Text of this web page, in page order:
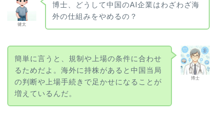
健太
博士、どうして中国のAI企業はわざわざ海
外の仕組みをやめるの？
博士
簡単に言うと、規制や上場の条件に合わせ
るためだよ。海外に持株があると中国当局
の判断や上場手続きで足かせになることが
増えているんだ。